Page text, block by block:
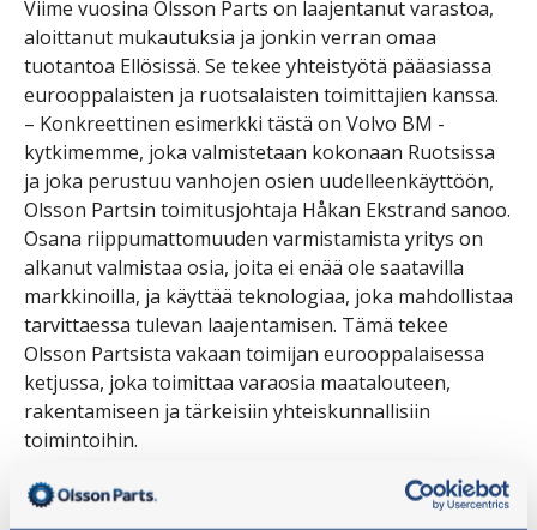
Viime vuosina Olsson Parts on laajentanut varastoa,
aloittanut mukautuksia ja jonkin verran omaa
tuotantoa Ellösissä. Se tekee yhteistyötä pääasiassa
eurooppalaisten ja ruotsalaisten toimittajien kanssa.
– Konkreettinen esimerkki tästä on Volvo BM -
kytkimemme, joka valmistetaan kokonaan Ruotsissa
ja joka perustuu vanhojen osien uudelleenkäyttöön,
Olsson Partsin toimitusjohtaja Håkan Ekstrand sanoo.
Osana riippumattomuuden varmistamista yritys on
alkanut valmistaa osia, joita ei enää ole saatavilla
markkinoilla, ja käyttää teknologiaa, joka mahdollistaa
tarvittaessa tulevan laajentamisen. Tämä tekee
Olsson Partsista vakaan toimijan eurooppalaisessa
ketjussa, joka toimittaa varaosia maatalouteen,
rakentamiseen ja tärkeisiin yhteiskunnallisiin
toimintoihin.
varmuutta, Håkan Ekstrand sanoo. Valmistamme ja